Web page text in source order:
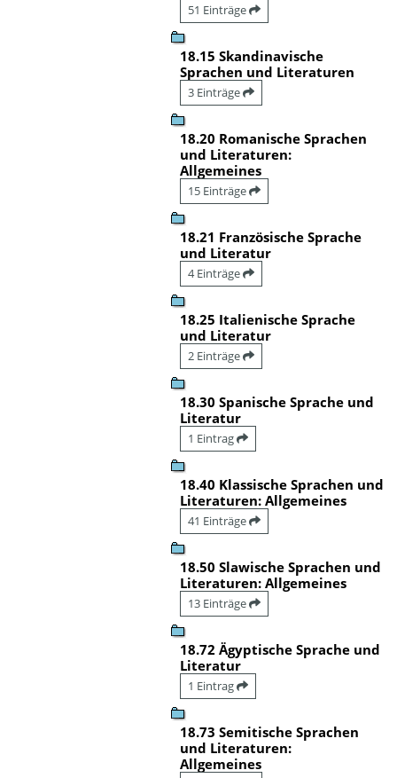
51 Einträge
18.15 Skandinavische
Sprachen und Literaturen
3 Einträge
18.20 Romanische Sprachen
und Literaturen:
Allgemeines
15 Einträge
18.21 Französische Sprache
und Literatur
4 Einträge
18.25 Italienische Sprache
und Literatur
2 Einträge
18.30 Spanische Sprache und
Literatur
1 Eintrag
18.40 Klassische Sprachen und
Literaturen: Allgemeines
41 Einträge
18.50 Slawische Sprachen und
Literaturen: Allgemeines
13 Einträge
18.72 Ägyptische Sprache und
Literatur
1 Eintrag
18.73 Semitische Sprachen
und Literaturen:
Allgemeines